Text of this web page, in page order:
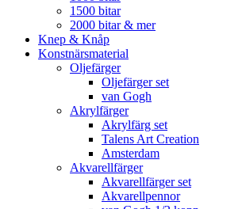
1500 bitar
2000 bitar & mer
Knep & Knåp
Konstnärsmaterial
Oljefärger
Oljefärger set
van Gogh
Akrylfärger
Akrylfärg set
Talens Art Creation
Amsterdam
Akvarellfärger
Akvarellfärger set
Akvarellpennor